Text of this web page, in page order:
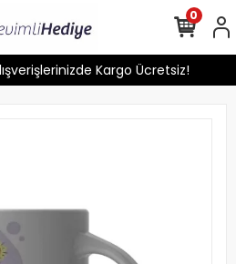
Kargo Ücretsiz!
0